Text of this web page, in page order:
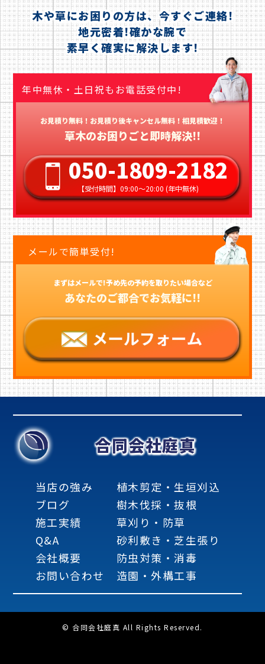
木や草にお困りの方は、今すぐご連絡!
地元密着!確かな腕で
素早く確実に解決します!
年中無休・土日祝もお電話受付中!
お見積り無料！お見積り後キャンセル無料！相見積歓迎！
草木のお困りごと即時解決!!
050-1809-2182
【受付時間】09:00〜20:00 (年中無休)
メールで簡単受付!
まずはメールで!予め先の予約を取りたい場合など
あなたのご都合でお気軽に!!
合同会社庭真
当店の強み
ブログ
施工実績
Q&A
会社概要
お問い合わせ
植木剪定・生垣刈込
樹木伐採・抜根
草刈り・防草
砂利敷き・芝生張り
防虫対策・消毒
造園・外構工事
© 合同会社庭真 All Rights Reserved.